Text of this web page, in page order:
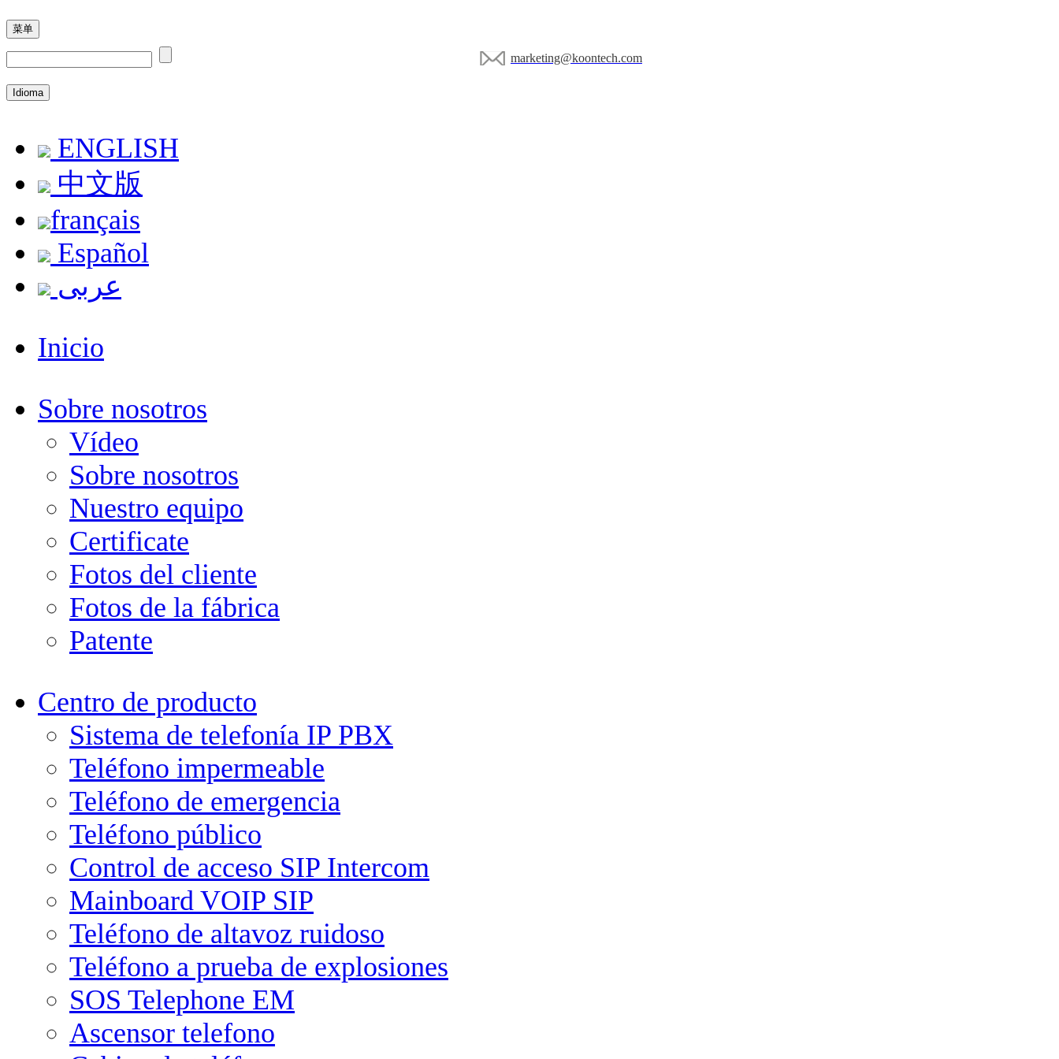
菜单
marketing@koontech.com
Idioma
ENGLISH
中文版
français
Español
عربى
Inicio
Sobre nosotros
Vídeo
Sobre nosotros
Nuestro equipo
Certificate
Fotos del cliente
Fotos de la fábrica
Patente
Centro de producto
Sistema de telefonía IP PBX
Teléfono impermeable
Teléfono de emergencia
Teléfono público
Control de acceso SIP Intercom
Mainboard VOIP SIP
Teléfono de altavoz ruidoso
Teléfono a prueba de explosiones
SOS Telephone EM
Ascensor telefono